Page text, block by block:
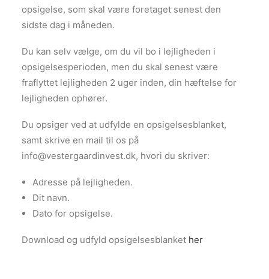
opsigelse, som skal være foretaget senest den
sidste dag i måneden.
Du kan selv vælge, om du vil bo i lejligheden i
opsigelsesperioden, men du skal senest være
fraflyttet lejligheden 2 uger inden, din hæftelse for
lejligheden ophører.
Du opsiger ved at udfylde en opsigelsesblanket,
samt skrive en mail til os på
info@vestergaardinvest.dk, hvori du skriver:
Adresse på lejligheden.
Dit navn.
Dato for opsigelse.
Download og udfyld opsigelsesblanket her